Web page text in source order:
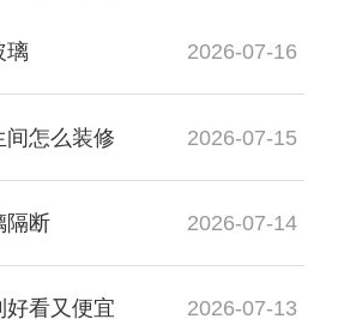
璃 2026-07-16
间怎么装修 2026-07-15
隔断 2026-07-14
好看又便宜 2026-07-13